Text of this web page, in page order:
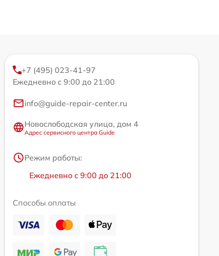
+7 (495) 023-41-97
Ежедневно с 9:00 до 21:00
info@guide-repair-center.ru
Новослободская улица, дом 4
Адрес сервисного центра Guide
Режим работы:
Ежедневно с 9:00 до 21:00
Способы оплаты